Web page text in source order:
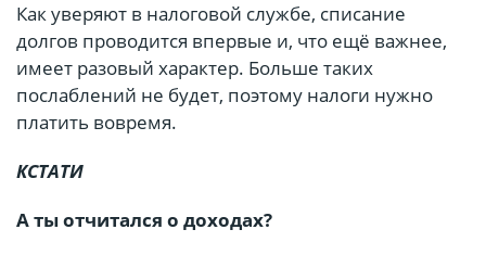
Как уверяют в налоговой службе, списание
долгов проводится впервые и, что ещё важнее,
имеет разовый характер. Больше таких
послаблений не будет, поэтому налоги нужно
платить вовремя.
КСТАТИ
А ты отчитался о доходах?